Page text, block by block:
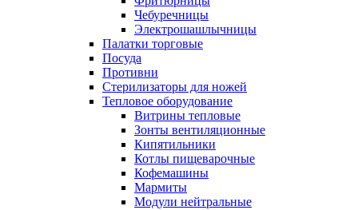
Чебуречницы
Электрошашлычницы
Палатки торговые
Посуда
Противни
Стерилизаторы для ножей
Тепловое оборудование
Витрины тепловые
Зонты вентиляционные
Кипятильники
Котлы пищеварочные
Кофемашины
Мармиты
Модули нейтральные